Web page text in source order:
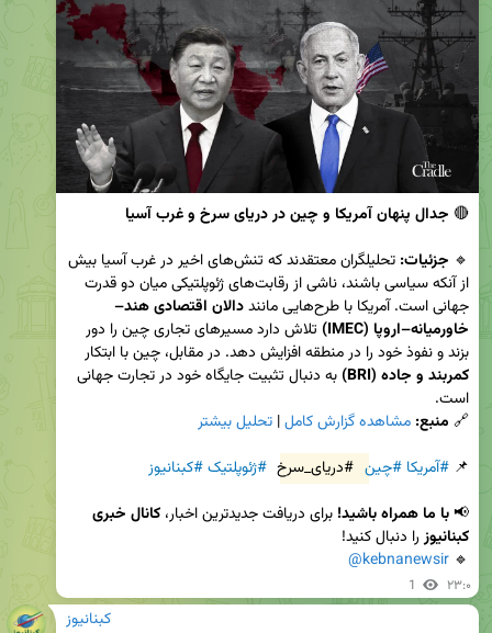
🔴 جدال پنهان آمریکا و چین در دریای سرخ و غرب آسیا
🔹 جزئیات:
جهانی است. آمریکا با طرح‌هایی مانند
دالان اقتصادی هند–
خاورمیانه–اروپا (IMEC)
بزند و نفوذ خود را در منطقه افزایش دهد. در مقابل، چین با ابتکار
کمربند و جاده (BRI)
🔗 منبع: مشاهده گزارش کامل | تحلیل بیشتر
📌 #آمریکا #چین #دریای_سرخ #ژئوپلتیک#کبنانیوز
📢 با ما همراه باشید! برای دریافت جدیدترین اخبار،
کبنانیوز
🔹
@kebnanewsir
1 ۲۳:۰
کبنانیوز